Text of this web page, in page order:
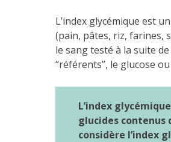
L’index glycémique est
(pain, pâtes, riz, farines,
le sang testé à la suite
“référents”, le glucose
L’index
glucides contenus
considère l’index